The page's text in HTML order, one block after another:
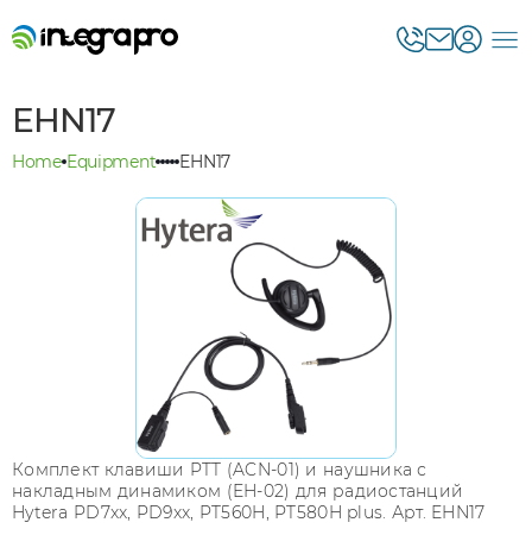
EHN17
Home Equipment EHN17
Комплект клавиши PTT (ACN-01) и наушника с
накладным динамиком (EH-02) для радиостанций
Hytera PD7xx, PD9xx, PT560H, PT580H plus. Арт. EHN17